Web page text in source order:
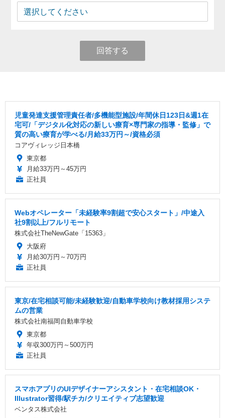
回答する
児童発達支援管理責任者/多機能型施設/年間休日123日&週1在
宅可/「デジタル化対応の新しい療育×専門家の指導・監修」で
質の高い療育が学べる/月給33万円～/資格必須
コアヴィレッジ日本橋
東京都
月給33万円～45万円
正社員
Webオペレーター「未経験率9割超で安心スタート」/中途入
社9割以上/フルリモート
株式会社TheNewGate「15363」
大阪府
月給30万円～70万円
正社員
東京/在宅相談可能/未経験歓迎/自動車学校向け教材採用システ
ムの営業
株式会社南福岡自動車学校
東京都
年収300万円～500万円
正社員
スマホアプリのUIデザイナーアシスタント・在宅相談OK・
Illustrator習得/駅チカ/クリエイティブ志望歓迎
ベンタス株式会社